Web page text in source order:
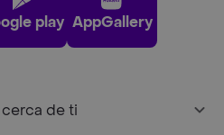
play AppGallery
de ti